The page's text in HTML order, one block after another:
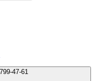
+7 (910) 799-47-61